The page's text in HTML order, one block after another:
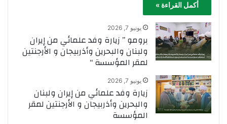
أكمل القراءة »
يونيو 7, 2026
برومو ” زيارة وفد علمائي من إيران
ولبنان والبحرين وأذربيجان و الأرجنتين
لمقر المؤسسة “
يونيو 7, 2026
زيارة وفد علمائي من إيران ولبنان
والبحرين وأذربيجان و الأرجنتين لمقر
المؤسسة